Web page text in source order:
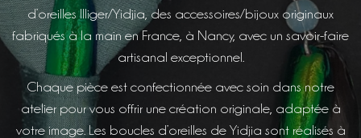
d’oreilles Illiger/Yidjia, des accessoires/bijoux originaux
fabriqués à la main en France, à Nancy, avec un savoir-faire
artisanal exceptionnel.
Chaque pièce est confectionnée avec soin dans notre
atelier pour vous offrir une création originale, adaptée à
votre image. Les boucles d’oreilles de Yidjia sont réalisés à